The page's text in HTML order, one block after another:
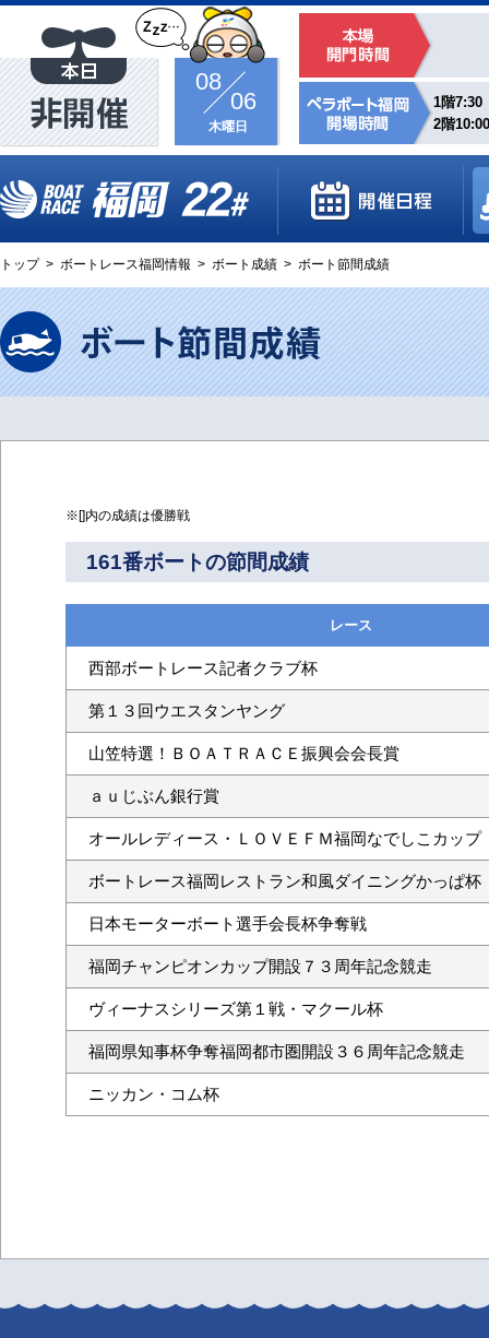
08
06
木曜日
1階7:30
2階10:00
トップ > ボートレース福岡情報 > ボート成績 > ボート節間成績
※[]内の成績は優勝戦
161番ボートの節間成績
レース
西部ボートレース記者クラブ杯
第１３回ウエスタンヤング
山笠特選！ＢＯＡＴＲＡＣＥ振興会会長賞
ａｕじぶん銀行賞
オールレディース・ＬＯＶＥＦＭ福岡なでしこカップ
ボートレース福岡レストラン和風ダイニングかっぱ杯
日本モーターボート選手会長杯争奪戦
福岡チャンピオンカップ開設７３周年記念競走
ヴィーナスシリーズ第１戦・マクール杯
福岡県知事杯争奪福岡都市圏開設３６周年記念競走
ニッカン・コム杯